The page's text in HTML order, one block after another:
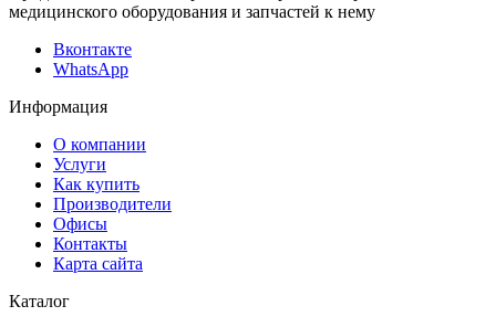
медицинского оборудования и запчастей к нему
Вконтакте
WhatsApp
Информация
О компании
Услуги
Как купить
Производители
Офисы
Контакты
Карта сайта
Каталог